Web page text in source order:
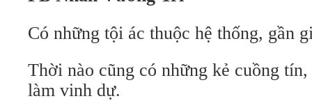
Có những tội ác thuộc hệ thống, gần
Thời nào cũng có những kẻ cuồng
làm vinh dự.